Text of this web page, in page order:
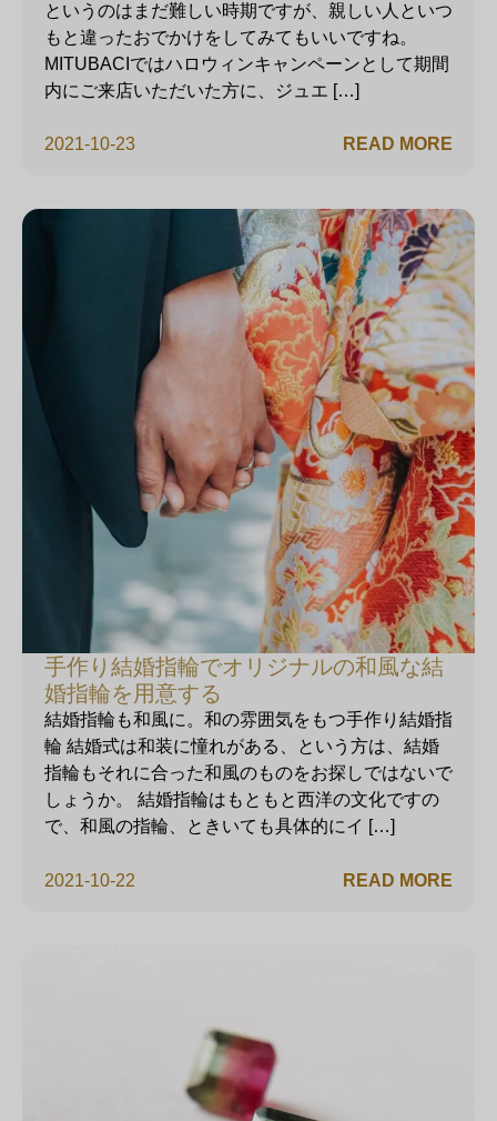
2021-10-23
というのはまだ難しい時期ですが、親しい人といつ
もと違ったおでかけをしてみてもいいですね。
MITUBACIではハロウィンキャンペーンとして期間
内にご来店いただいた方に、ジュエ […]
READ MORE
手作り結婚指輪でオリジナルの和風な結
婚指輪を用意する
2021-10-22
結婚指輪も和風に。和の雰囲気をもつ手作り結婚指
輪 結婚式は和装に憧れがある、という方は、結婚
指輪もそれに合った和風のものをお探しではないで
しょうか。 結婚指輪はもともと西洋の文化ですの
で、和風の指輪、ときいても具体的にイ […]
READ MORE